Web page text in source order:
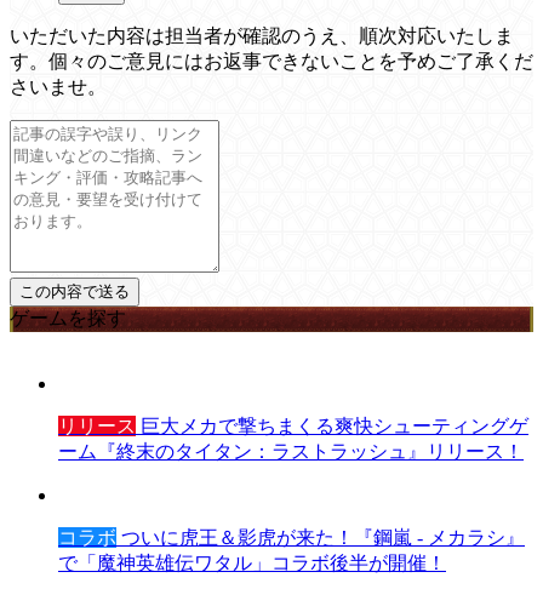
いただいた内容は担当者が確認のうえ、順次対応いたしま
す。個々のご意見にはお返事できないことを予めご了承くだ
さいませ。
ゲームを探す
リリース 巨大メカで撃ちまくる爽快シューティングゲ
ーム『終末のタイタン：ラストラッシュ』リリース！
コラボ ついに虎王＆影虎が来た！『鋼嵐 - メカラシ』
で「魔神英雄伝ワタル」コラボ後半が開催！